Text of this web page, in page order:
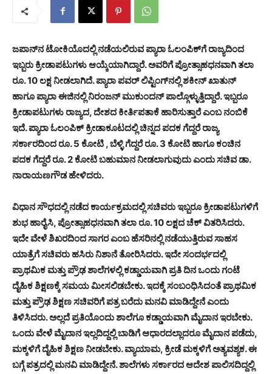
ಜಪಾನ್‍ನ ಟೋಕಿಯೊದಲ್ಲಿ ನಡೆಯಲಿರುವ ಪ್ಯಾರಾ ಓಲಂಪಿಕ್‍ಗೆ ರಾಜ್ಯದಿಂದ
ಇಬ್ಬರು ಕ್ರೀಡಾಪಟುಗಳು ಆಯ್ಕೆಯಾಗಿದ್ದಾರೆ. ಅವರಿಗೆ ಪ್ರೋತ್ಸಾಹಧನವಾಗಿ ತಲಾ
ರೂ. 10 ಲಕ್ಷ ನೀಡಲಾಗಿದೆ. ಪ್ಯಾರಾ ಪವರ್ ಲಿಪ್ಟಿಂಗ್‍ನಲ್ಲಿ ಶಕೀನ್ ಖಾತುನ್
ಹಾಗೂ ಪ್ಯಾರಾ ಈಜಿನಲ್ಲಿ ನಿರಂಜನ್ ಮುಕುಂದನ್ ಪಾಲ್ಗೊಳ್ಳುತ್ತಿದ್ದಾರೆ. ಇಬ್ಬರೂ
ಕ್ರೀಡಾಪಟುಗಳು ರಾಜ್ಯದ, ದೇಶದ ಕೀರ್ತಿಪತಾಕೆ ಹಾರಿಸುತ್ತಾರೆ ಎಂಬ ನಂಬಿಕೆ
ಇದೆ. ಪ್ಯಾರಾ ಓಲಂಪಿಕ್ ಕ್ರೀಡಾಕೂಟದಲ್ಲಿ ಚಿನ್ನದ ಪದಕ ಗೆದ್ದರೆ ರಾಜ್ಯ
ಸರ್ಕಾರದಿಂದ ರೂ. 5 ಕೋಟಿ , ಬೆಳ್ಳಿ ಗೆದ್ದರೆ ರೂ. 3 ಕೋಟಿ ಹಾಗೂ ಕಂಚಿನ
ಪದಕ ಗೆದ್ದರೆ ರೂ. 2 ಕೋಟಿ ಬಹುಮಾನ ನೀಡಲಾಗುವುದು ಎಂದು ಸಚಿವ ಡಾ.
ನಾರಾಯಣಗೌಡ ಹೇಳಿದರು.
ವಿಧಾನ ಸೌಧದಲ್ಲಿ ನಡೆದ ಕಾರ್ಯಕ್ರಮದಲ್ಲಿ ಸಚಿವರು ಇಬ್ಬರೂ ಕ್ರೀಡಾಪಟುಗಳಿಗೆ
ಶುಭ ಹಾರೈಸಿ, ಪ್ರೋತ್ಸಾಹಧನವಾಗಿ ತಲಾ ರೂ. 10 ಲಕ್ಷದ ಚೆಕ್ ವಿತರಿಸಿದರು.
ಇದೇ ವೇಳೆ ಶಿಖರದಿಂದ ಸಾಗರ ಎಂಬ ಹೆಸರಿನಲ್ಲಿ ನಡೆಯುತ್ತಿರುವ ಸಾಹಸ
ಯಾತ್ರೆಗೆ ಸಚಿವರು ಹಸಿರು ನಿಶಾನೆ ತೋರಿಸಿದರು. ಇದೇ ಸಂದರ್ಭದಲ್ಲಿ
ಪ್ರಾಥಮಿಕ ಮತ್ತು ಪ್ರೌಢ ಶಾಲೆಗಳಲ್ಲಿ ಕಡ್ಡಾಯವಾಗಿ ಪ್ರತಿ ದಿನ ಒಂದು ಗಂಟೆ
ದೈಹಿಕ ಶಿಕ್ಷಣಕ್ಕೆ ಸಮಯ ಮೀಸಲಿಡಬೇಕು. ಇದಕ್ಕೆ ಸಂಬಂಧಿಸಿದಂತೆ ಪ್ರಾಥಮಿಕ
ಮತ್ತು ಪ್ರೌಢ ಶಿಕ್ಷಣ ಸಚಿವರಿಗೆ ಪತ್ರ ಬರೆದು ಮನವಿ ಮಾಡಿದ್ದೇನೆ ಎಂದು
ತಿಳಿಸಿದರು. ಅಲ್ಲದೆ ಪ್ರತಿಯೊಂದು ಶಾಲೆಗೂ ಕಡ್ಡಾಯವಾಗಿ ಮೈದಾನ ಇರಬೇಕು.
ಒಂದು ವೇಳೆ ಮೈದಾನ ಇಲ್ಲದಿದ್ದಲ್ಲಿ ಬಾಡಿಗೆ ಆಧಾರದಲ್ಲಾದರೂ ಮೈದಾನ ಪಡೆದು,
ಮಕ್ಕಳಿಗೆ ದೈಹಿಕ ಶಿಕ್ಷಣ ನೀಡಬೇಕು. ವ್ಯಾಯಾಮ, ಕ್ರೀಡೆ ಮಕ್ಕಳಿಗೆ ಅತ್ಯವಶ್ಯಕ. ಈ
ಬಗ್ಗೆ ಪತ್ರದಲ್ಲಿ ಮನವಿ ಮಾಡಿದ್ದೇನೆ. ಶಾಲೆಗಳು ಸರ್ಕಾರದ ಆದೇಶ ಪಾಲಿಸದಿದ್ದಲ್ಲಿ